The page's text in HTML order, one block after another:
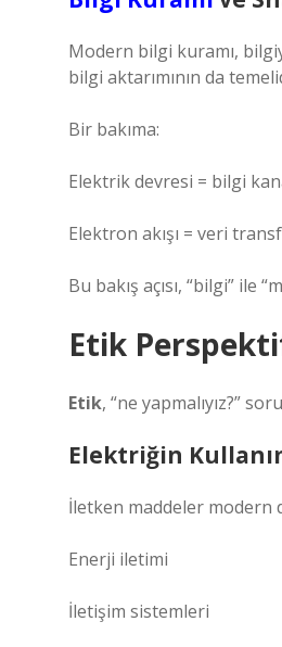
Modern bilgi kuramı,
bilgi aktarımının da
Bir bakıma:
Elektrik devresi = bilgi
Elektron akışı = veri
Bu bakış açısı, “bilgi” ile
Etik
Etik, “ne yapmalıyız?”
Elektriğin
İletken maddeler modern
Enerji iletimi
İletişim sistemleri